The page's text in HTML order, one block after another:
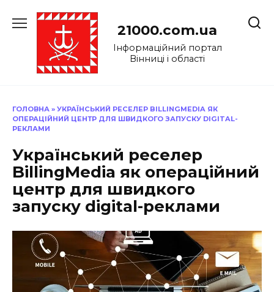
до
21000.com.ua
Інформаційний портал
Вінниці і області
ГОЛОВНА » УКРАЇНСЬКИЙ РЕСЕЛЕР BILLINGMEDIA ЯК
ОПЕРАЦІЙНИЙ ЦЕНТР ДЛЯ ШВИДКОГО ЗАПУСКУ DIGITAL-
РЕКЛАМИ
Український реселер
BillingMedia як операційний
центр для швидкого
запуску digital-реклами